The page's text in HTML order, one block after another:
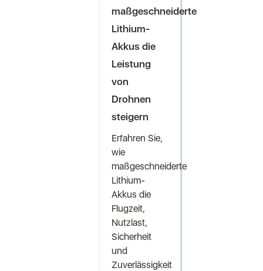
maßgeschneiderte
Lithium-
Akkus die
Leistung
von
Drohnen
steigern
Erfahren Sie,
wie
maßgeschneiderte
Lithium-
Akkus die
Flugzeit,
Nutzlast,
Sicherheit
und
Zuverlässigkeit